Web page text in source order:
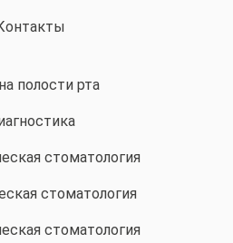
полости рта
стоматология
стоматология
стоматология